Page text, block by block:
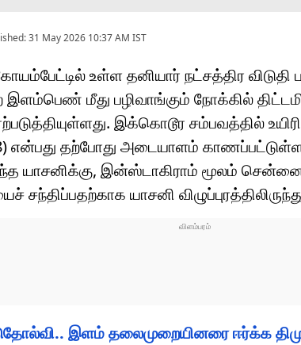
31 May 2026 10:37 AM IST
உள்ள தனியார் நட்சத்திர விடுதி
மீது பழிவாங்கும் நோக்கில்
இக்கொடூர சம்பவத்தில்
என்பது தற்போது அடையாளம்
யாசனிக்கு, இன்ஸ்டாகிராம் மூலம்
சந்திப்பதற்காக யாசனி
இளம் தலைமுறையினரை ஈர்க்க